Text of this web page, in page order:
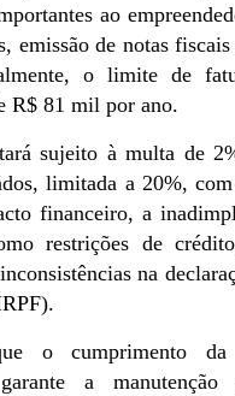
ao
emissão de notas
o limite de
R$ 81 mil por ano.
sujeito à multa de
limitada a 20%,
financeiro, a
restrições de
na
o cumprimento
a